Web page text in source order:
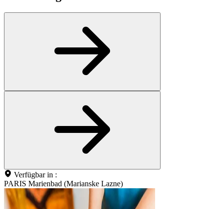
Verfügbar in :
PARIS Marienbad (Marianske Lazne)